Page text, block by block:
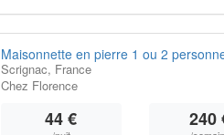
Maisonnette en pierre 1 ou 2
Scrignac, France
Chez Florence
44 € 240